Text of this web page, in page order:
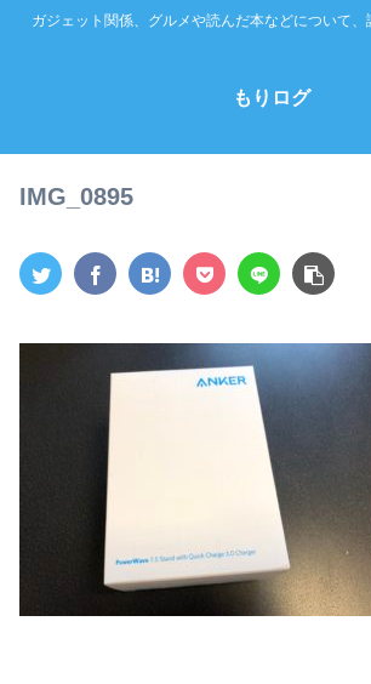
ガジェット関係、グルメや読んだ本などについて
もりログ
IMG_0895